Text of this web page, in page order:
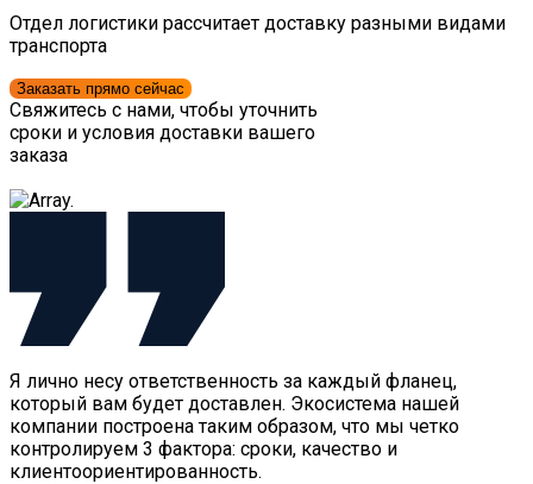
Отдел логистики рассчитает доставку разными видами
транспорта
Заказать прямо сейчас
Свяжитесь с нами, чтобы уточнить
сроки и условия доставки вашего
заказа
Я лично несу ответственность за каждый фланец,
который вам будет доставлен. Экосистема нашей
компании построена таким образом, что мы четко
контролируем 3 фактора: сроки, качество и
клиентоориентированность.